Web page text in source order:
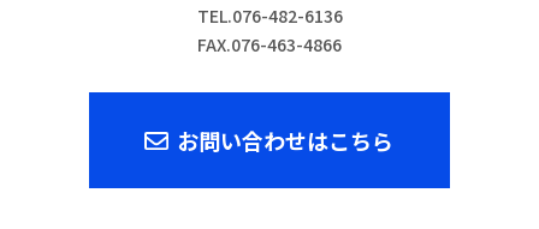
TEL.076-482-6136
FAX.076-463-4866
お問い合わせはこちら